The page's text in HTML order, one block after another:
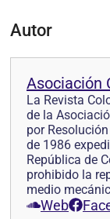
Autor
Asociación
La Revista
de la
por
de 1986
República de
prohibido la
medio
Web